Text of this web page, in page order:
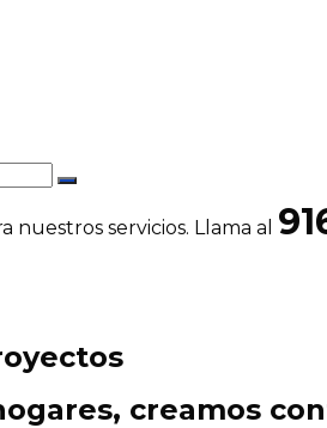
nuestros servicios. Llama al
creamos